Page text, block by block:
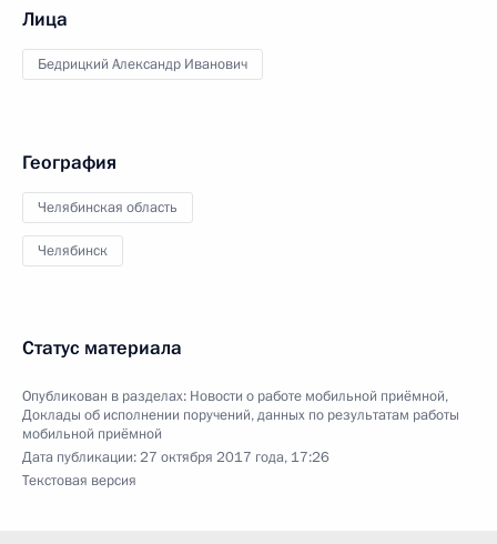
Лица
Бедрицкий Александр Иванович
География
Челябинская область
Челябинск
Статус материала
Опубликован в разделах: Новости о работе мобильной приёмной,
Доклады об исполнении поручений, данных по результатам работы
мобильной приёмной
Дата публикации:27 октября 2017 года, 17:26
Текстовая версия